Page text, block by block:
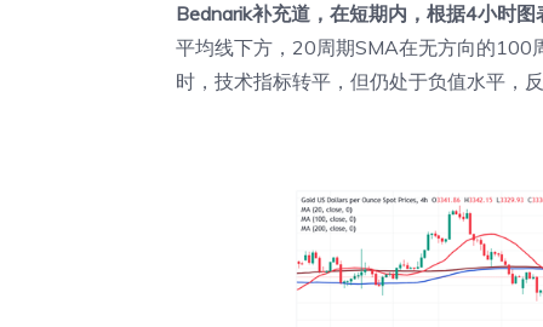
Bednarik补充道，在短期内，根据4小时
平均线下方，20周期SMA在无方向的100
时，技术指标转平，但仍处于负值水平，